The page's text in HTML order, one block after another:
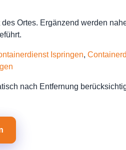
Ortes. Ergänzend werden
Ispringen,
nach Entfernung